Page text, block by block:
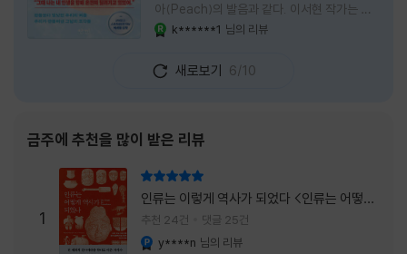
아(Peach)의 발음과 같다. 이서현 작가는 이
중의적인 제목 안에 소설이 전하고 싶은 메시지
럼 가장 달콤하고 찬란한 계절인 여름. 하지만
그 여름도 끝이 있다. 그리고 클라이밍의 피치
피치』는 끝나가는 여름의 아쉬움과 새로운 계
의미하는 제목이었다. 소설은 각자의 '여름'을
잃어버린 다섯 인물들의 이야기를 담고 있다.
👧연인에게 이별을 통보받고 외모를 향한 악성
댓글로 인해 카메라 앞에 설 수 없게 된 요리 유
튜버
k******1 님의 리뷰
새로보기 6/10
금주에 추천을 많이 받은 리뷰
1
인류는 이렇게 역사가 되었다 <인류는 어떻게
역사가 되었나>
추천 24건 댓글 25건
y****n 님의 리뷰